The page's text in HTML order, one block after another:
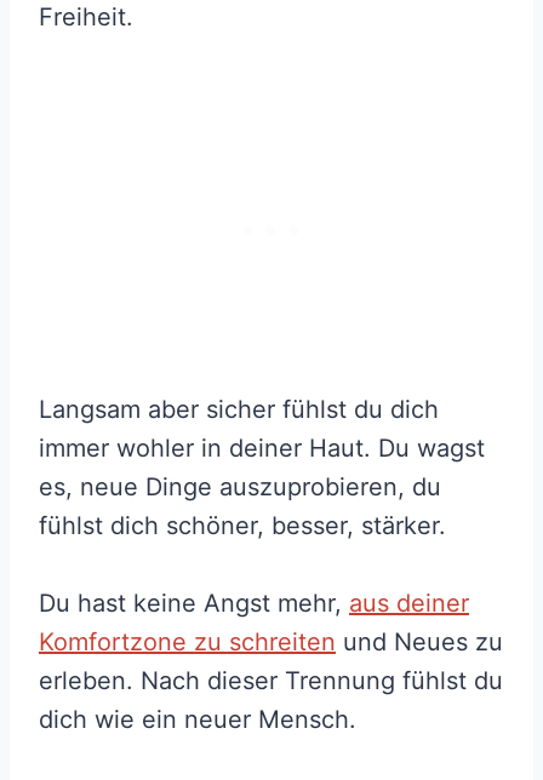
Freiheit.
Langsam aber sicher fühlst du dich
immer wohler in deiner Haut. Du wagst
es, neue Dinge auszuprobieren, du
fühlst dich schöner, besser, stärker.
Du hast keine Angst mehr, aus deiner
Komfortzone zu schreiten und Neues zu
erleben. Nach dieser Trennung fühlst du
dich wie ein neuer Mensch.